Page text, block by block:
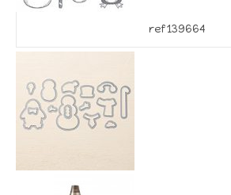
ref 139664